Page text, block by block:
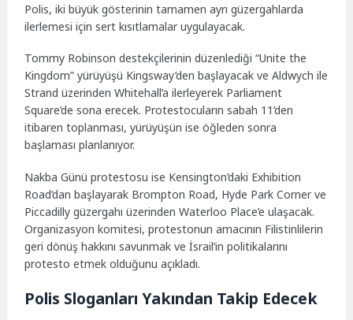
Polis, iki büyük gösterinin tamamen ayrı güzergahlarda
ilerlemesi için sert kısıtlamalar uygulayacak.
Tommy Robinson destekçilerinin düzenlediği “Unite the
Kingdom” yürüyüşü Kingsway’den başlayacak ve Aldwych ile
Strand üzerinden Whitehall’a ilerleyerek Parliament
Square’de sona erecek. Protestocuların sabah 11’den
itibaren toplanması, yürüyüşün ise öğleden sonra
başlaması planlanıyor.
Nakba Günü protestosu ise Kensington’daki Exhibition
Road’dan başlayarak Brompton Road, Hyde Park Corner ve
Piccadilly güzergahı üzerinden Waterloo Place’e ulaşacak.
Organizasyon komitesi, protestonun amacının Filistinlilerin
geri dönüş hakkını savunmak ve İsrail’in politikalarını
protesto etmek olduğunu açıkladı.
Polis Sloganları Yakından Takip Edecek